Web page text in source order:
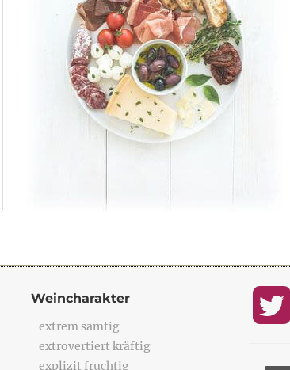
Weincharakter
extrem samtig
extrovertiert kräftig
explizit fruchtig